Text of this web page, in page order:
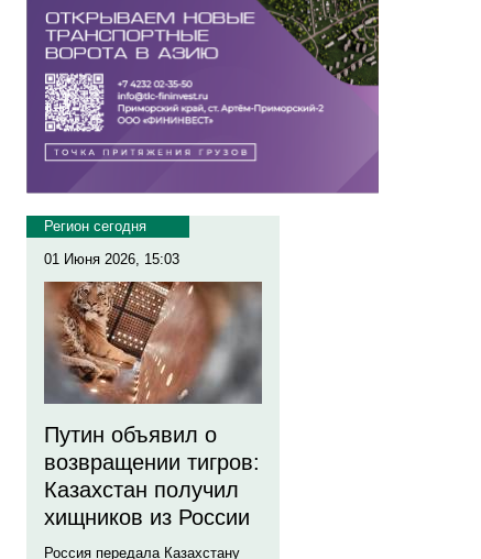
Регион сегодня
01 Июня 2026, 15:03
Путин объявил о
возвращении тигров:
Казахстан получил
хищников из России
Россия передала Казахстану